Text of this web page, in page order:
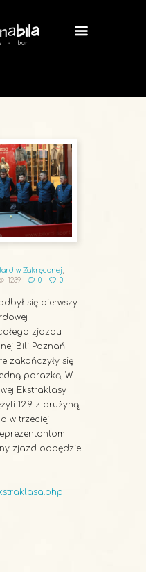
w Zakręconej
1239 0 0
się pierwszy
zjazdu
Bili Poznań
zakończyły się
porażką. W
Ekstraklasy
12:9 z drużyną
w trzeciej
zjazd odbędzie